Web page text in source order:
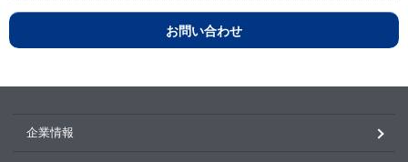
お問い合わせ
企業情報